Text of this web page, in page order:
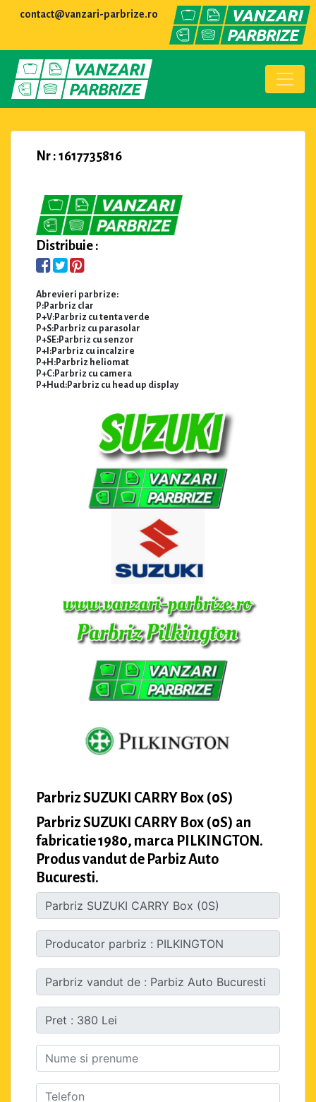
contact@vanzari-parbrize.ro
Nr : 1617735816
Distribuie :
Abrevieri parbrize:
P:Parbriz clar
P+V:Parbriz cu tenta verde
P+S:Parbriz cu parasolar
P+SE:Parbriz cu senzor
P+I:Parbriz cu incalzire
P+H:Parbriz heliomat
P+C:Parbriz cu camera
P+Hud:Parbriz cu head up display
Parbriz SUZUKI CARRY Box (0S)
Parbriz SUZUKI CARRY Box (0S) an
fabricatie 1980, marca PILKINGTON.
Produs vandut de Parbiz Auto
Bucuresti.